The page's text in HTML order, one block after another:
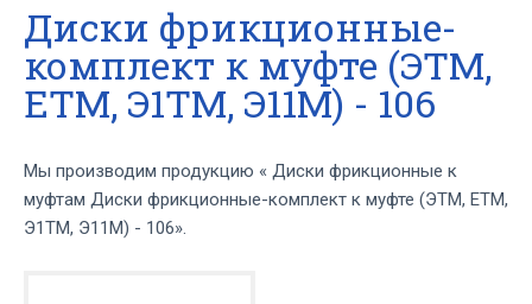
Диски фрикционные-
комплект к муфте (ЭТМ,
ЕТМ, Э1ТМ, Э11М) - 106
Мы производим продукцию « Диски фрикционные к
муфтам Диски фрикционные-комплект к муфте (ЭТМ, ЕТМ,
Э1ТМ, Э11М) - 106».